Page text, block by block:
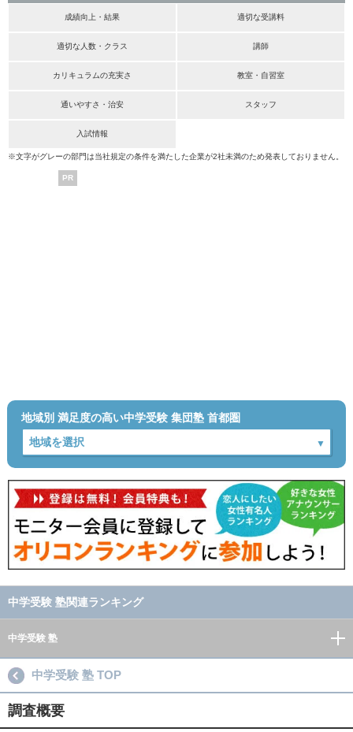
成績向上・結果 適切な受講料
適切な人数・クラス 講師
カリキュラムの充実さ 教室・自習室
通いやすさ・治安 スタッフ
入試情報
※文字がグレーの部門は当社規定の条件を満たした企業が2社未満のため発表しておりません。
PR
地域別 満足度の高い中学受験 集団塾 首都圏
中学受験 塾関連ランキング
中学受験 塾
中学受験 塾 TOP
調査概要